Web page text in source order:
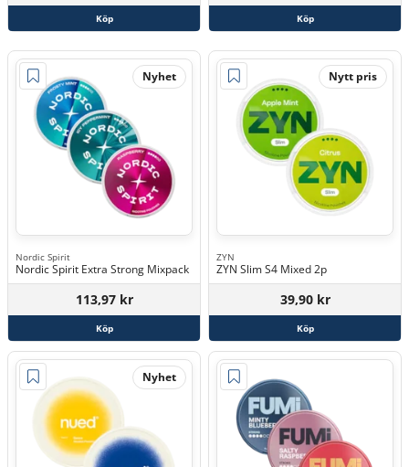
Köp Köp
Nyhet
Nordic Spirit
Nordic Spirit Extra Strong Mixpack
113,97 kr
Köp
Nytt pris
ZYN
ZYN Slim S4 Mixed 2p
39,90 kr
Köp
Nyhet